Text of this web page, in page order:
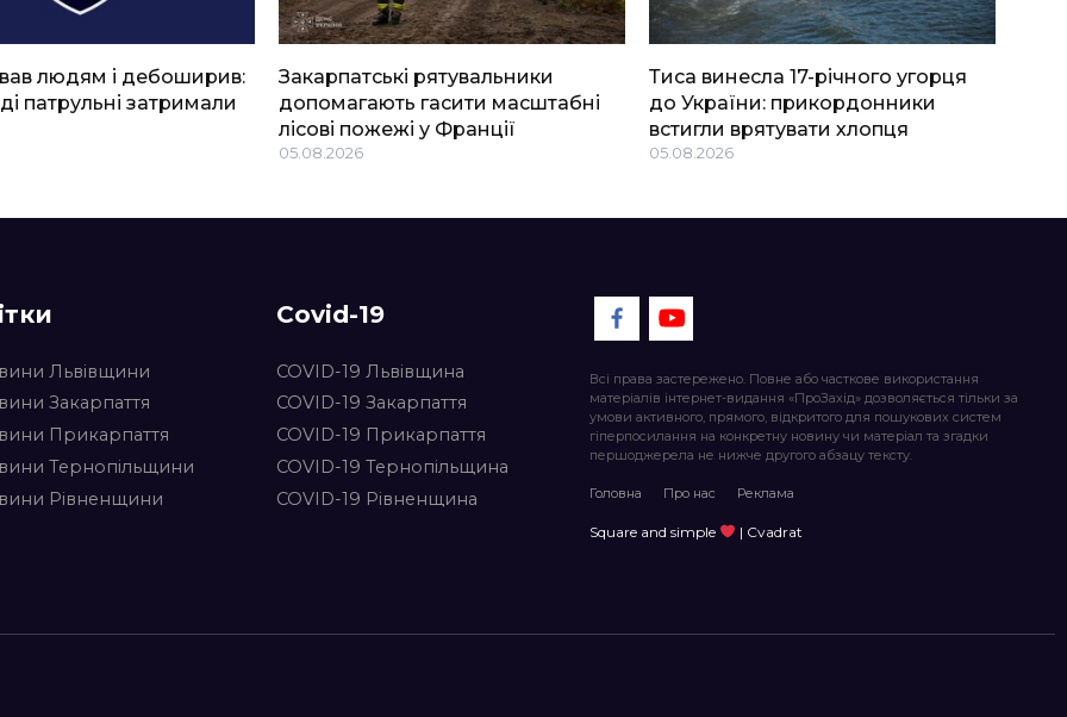
людям і дебоширив:
патрульні затримали
Закарпатські рятувальники
допомагають гасити масштабні
лісові пожежі у Франції
05.08.2026
Тиса винесла 17-річного угорця
до України: прикордонники
встигли врятувати хлопця
05.08.2026
Львівщини
Закарпаття
Прикарпаття
Тернопільщини
Рівненщини
Covid-19
COVID-19 Львівщина
COVID-19 Закарпаття
COVID-19 Прикарпаття
COVID-19 Тернопільщина
COVID-19 Рівненщина
Всі права застережено. Повне або часткове використання
матеріалів інтернет-видання «ПроЗахід» дозволяється тільки за
умови активного, прямого, відкритого для пошукових систем
гіперпосилання на конкретну новину чи матеріал та згадки
першоджерела не нижче другого абзацу тексту.
Головна Про нас Реклама
Square and simple | Cvadrat